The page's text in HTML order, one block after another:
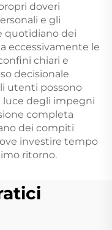
doveri
e gli
quotidiano dei
eccessivamente le
chiari e
decisionale
utenti possono
luce degli impegni
completa
dei compiti
investire tempo
ritorno.